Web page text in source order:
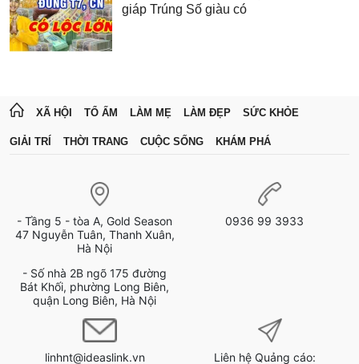
giáp Trúng Số giàu có
XÃ HỘI TỔ ẤM LÀM MẸ LÀM ĐẸP SỨC KHỎE
GIẢI TRÍ THỜI TRANG CUỘC SỐNG KHÁM PHÁ
- Tầng 5 - tòa A, Gold Season
47 Nguyễn Tuân, Thanh Xuân,
Hà Nội
- Số nhà 2B ngõ 175 đường
Bát Khối, phường Long Biên,
quận Long Biên, Hà Nội
0936 99 3933
linhnt@ideaslink.vn Liên hệ Quảng cáo: